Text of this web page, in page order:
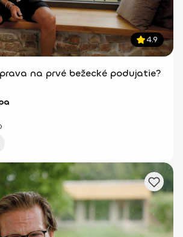
4.9
na prvé bežecké podujatie?